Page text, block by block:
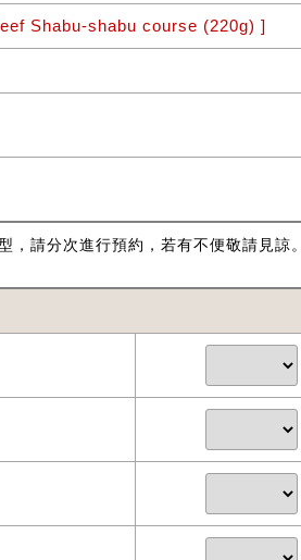
Shabu-shabu course (220g) ]
，請分次進行預約，若有不便敬請見諒。